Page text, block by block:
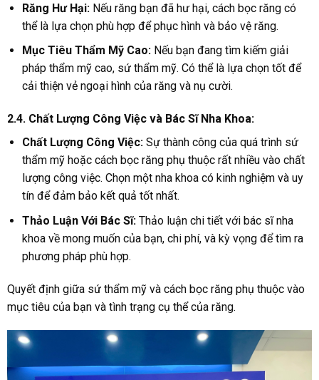
Răng Hư Hại:Nếu răng bạn đã hư hại, cách bọc răng có
thể là lựa chọn phù hợp để phục hình và bảo vệ răng.
Mục Tiêu Thẩm Mỹ Cao:Nếu bạn đang tìm kiếm giải
pháp thẩm mỹ cao, sứ thẩm mỹ. Có thể là lựa chọn tốt để
cải thiện vẻ ngoại hình của răng và nụ cười.
2.4. Chất Lượng Công Việc và Bác Sĩ Nha Khoa:
Chất Lượng Công Việc:Sự thành công của quá trình sứ
thẩm mỹ hoặc cách bọc răng phụ thuộc rất nhiều vào chất
lượng công việc. Chọn một nha khoa có kinh nghiệm và uy
tín để đảm bảo kết quả tốt nhất.
Thảo Luận Với Bác Sĩ:Thảo luận chi tiết với bác sĩ nha
khoa về mong muốn của bạn, chi phí, và kỳ vọng để tìm ra
phương pháp phù hợp.
Quyết định giữa sứ thẩm mỹ và cách bọc răng phụ thuộc vào
mục tiêu của bạn và tình trạng cụ thể của răng.